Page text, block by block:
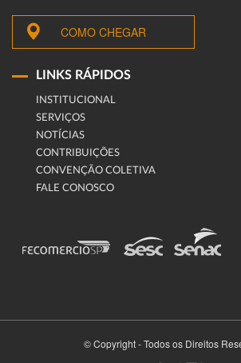
COMO CHEGAR
LINKS RÁPIDOS
INSTITUCIONAL
SERVIÇOS
NOTÍCIAS
CONTRIBUIÇÕES
CONVENÇÃO COLETIVA
FALE CONOSCO
© Copyright - Todos os Direitos